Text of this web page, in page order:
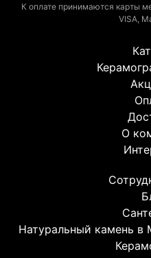
К оплате принимаются карты
VISA,
О
Натуральный камень в